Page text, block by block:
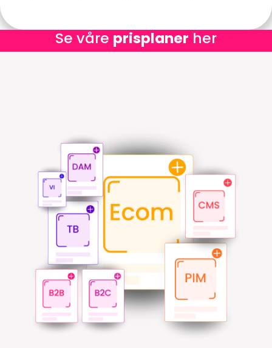
Se våre prisplaner her